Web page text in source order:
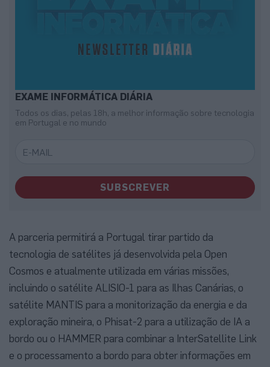
EXAME INFORMÁTICA DIÁRIA
Todos os dias, pelas 18h, a melhor informação sobre tecnologia
em Portugal e no mundo
SUBSCREVER
A parceria permitirá a Portugal tirar partido da
tecnologia de satélites já desenvolvida pela Open
Cosmos e atualmente utilizada em várias missões,
incluindo o satélite ALISIO-1 para as Ilhas Canárias, o
satélite MANTIS para a monitorização da energia e da
exploração mineira, o Phisat-2 para a utilização de IA a
bordo ou o HAMMER para combinar a InterSatellite Link
e o processamento a bordo para obter informações em